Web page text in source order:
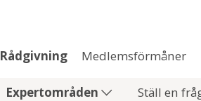
Rådgivning Medlemsförmåner
Expertområden Ställ en